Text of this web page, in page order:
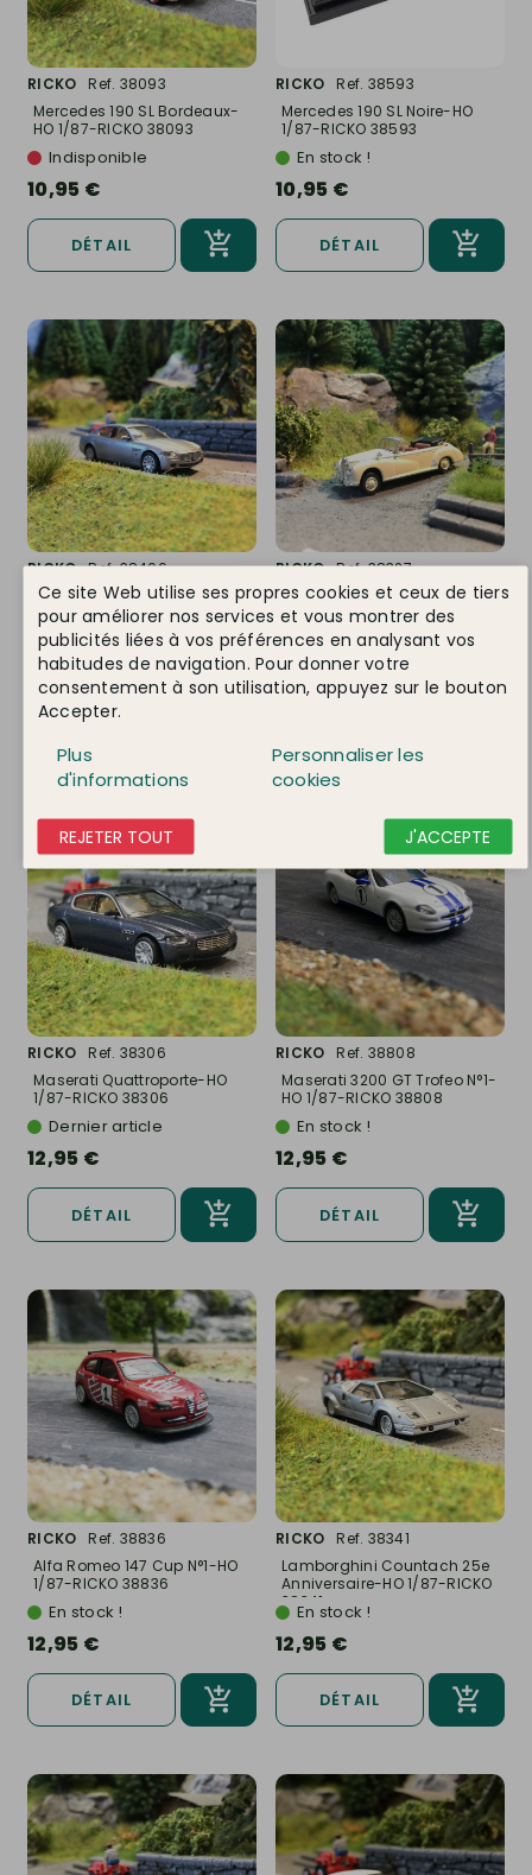
RICKO
Ref. 38093
Mercedes 190 SL Bordeaux-
HO 1/87-RICKO 38093
Indisponible
10,95 €
DÉTAIL
RICKO
Ref. 38593
Mercedes 190 SL Noire-HO
1/87-RICKO 38593
En stock !
10,95 €
DÉTAIL
RICKO Ref. 38406
Maserati Quattroporte-HO
1/87-RICKO 38406
En stock !
12,95 €
RICKO Ref. 38327
Mercedes 300C Cabriolet-
HO 1/87-RICKO 38327
Dernier article
12,95 €
RICKO
Ref. 38306
Maserati Quattroporte-HO
1/87-RICKO 38306
Dernier article
12,95 €
DÉTAIL
RICKO
Ref. 38808
Maserati 3200 GT Trofeo N°1-
HO 1/87-RICKO 38808
En stock !
12,95 €
DÉTAIL
RICKO
Ref. 38836
Alfa Romeo 147 Cup N°1-HO
1/87-RICKO 38836
En stock !
12,95 €
DÉTAIL
RICKO
Ref. 38341
Lamborghini Countach 25e
Anniversaire-HO 1/87-RICKO
38341
En stock !
12,95 €
DÉTAIL
Ce site Web utilise ses propres cookies et ceux de tiers
pour améliorer nos services et vous montrer des
publicités liées à vos préférences en analysant vos
habitudes de navigation. Pour donner votre
consentement à son utilisation, appuyez sur le bouton
Accepter.
Plus
d'informations
Personnaliser les
cookies
REJETER TOUT J'ACCEPTE